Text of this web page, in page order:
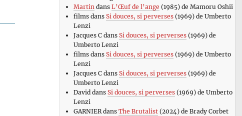
Martin dans L’Œuf de l’ange (1985) de Mamoru Oshii
filmsdans Si douces, si perverses(1969) de Umberto
Lenzi
Jacques Cdans Si douces, si perverses(1969) de
Umberto Lenzi
filmsdans Si douces, si perverses(1969) de Umberto
Lenzi
Jacques Cdans Si douces, si perverses(1969) de
Umberto Lenzi
David dans Si douces, si perverses(1969) de Umberto
Lenzi
GARNIERdans The Brutalist(2024) de Brady Corbet